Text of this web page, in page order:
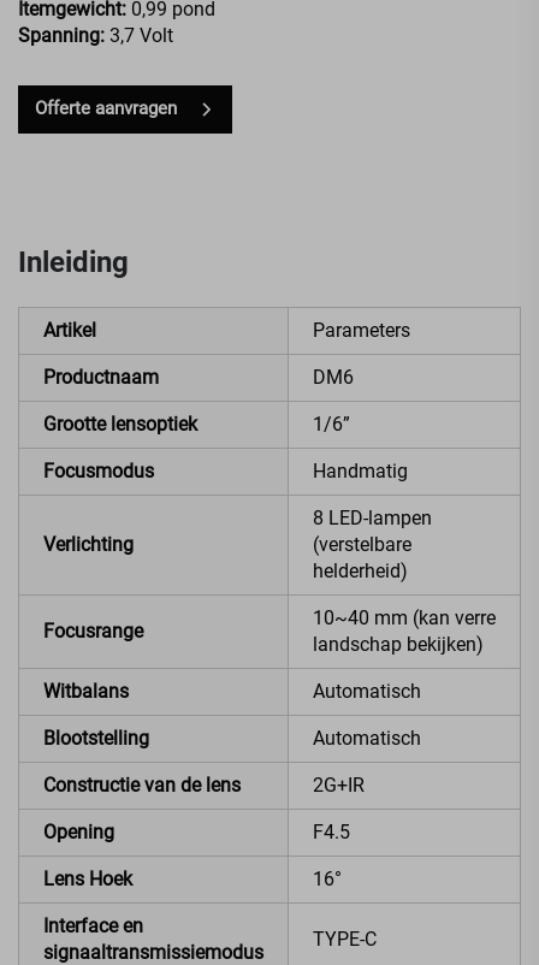
Itemgewicht: 0,99 pond
Spanning: 3,7 Volt
Offerte aanvragen
Inleiding
Artikel Parameters
Productnaam DM6
Grootte lensoptiek 1/6”
Focusmodus Handmatig
Verlichting
8 LED-lampen
(verstelbare
helderheid)
Focusrange
10~40 mm (kan verre
landschap bekijken)
Witbalans Automatisch
Blootstelling Automatisch
Constructie van de lens 2G+IR
Opening F4.5
Lens Hoek 16°
Interface en
signaaltransmissiemodus
TYPE-C